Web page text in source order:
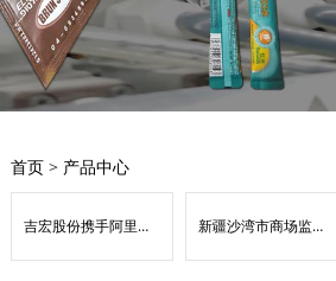
首页> 产品中心
吉宏股份携手阿里云 共筑AI原生底座 新疆沙湾市商场监督管理局：数字赋能优监管 扫码入企惠营商